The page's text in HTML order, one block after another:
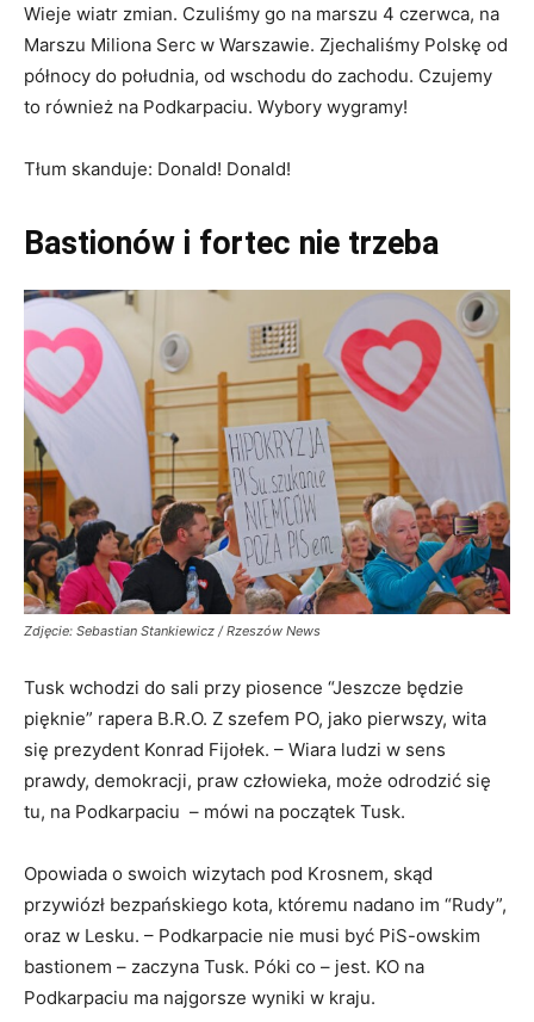
Wieje wiatr zmian. Czuliśmy go na marszu 4 czerwca, na
Marszu Miliona Serc w Warszawie. Zjechaliśmy Polskę od
północy do południa, od wschodu do zachodu. Czujemy
to również na Podkarpaciu. Wybory wygramy!
Tłum skanduje: Donald! Donald!
Bastionów i fortec nie trzeba
Zdjęcie: Sebastian Stankiewicz / Rzeszów News
Tusk wchodzi do sali przy piosence “Jeszcze będzie
pięknie” rapera B.R.O. Z szefem PO, jako pierwszy, wita
się prezydent Konrad Fijołek. – Wiara ludzi w sens
prawdy, demokracji, praw człowieka, może odrodzić się
tu, na Podkarpaciu – mówi na początek Tusk.
Opowiada o swoich wizytach pod Krosnem, skąd
przywiózł bezpańskiego kota, któremu nadano im “Rudy”,
oraz w Lesku. – Podkarpacie nie musi być PiS-owskim
bastionem – zaczyna Tusk. Póki co – jest. KO na
Podkarpaciu ma najgorsze wyniki w kraju.